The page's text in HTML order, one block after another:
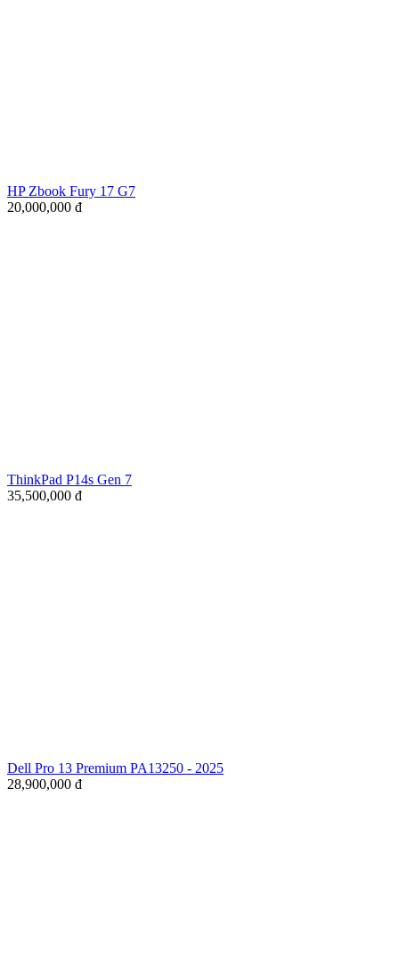
HP Zbook Fury 17 G7
20,000,000 đ
ThinkPad P14s Gen 7
35,500,000 đ
Dell Pro 13 Premium PA13250 - 2025
28,900,000 đ